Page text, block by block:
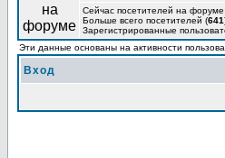
Сейчас посетителей на форуме:
Больше всего посетителей (641
Зарегистрированные
Эти данные основаны на активности
Вход